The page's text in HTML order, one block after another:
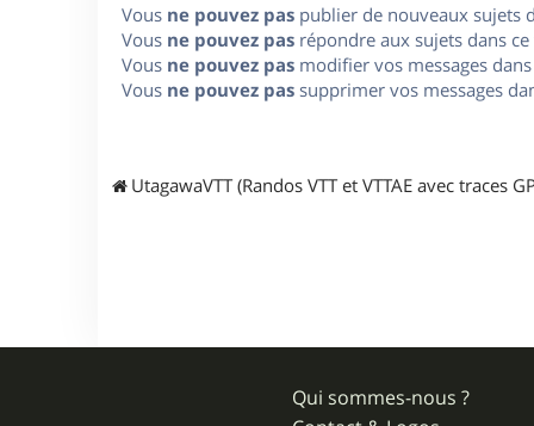
Vous ne pouvez pas publier de nouveaux sujets
Vous ne pouvez pas répondre aux sujets dans
Vous ne pouvez pas modifier vos messages
Vous ne pouvez pas supprimer vos messages
UtagawaVTT (Randos VTT et VTTAE avec traces
Qui sommes-nous ?